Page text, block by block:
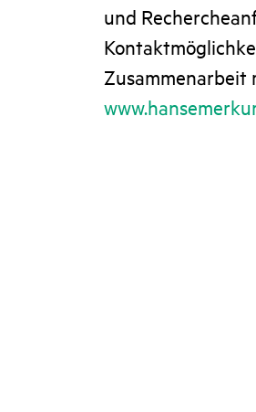
und
Zusammenarbeit